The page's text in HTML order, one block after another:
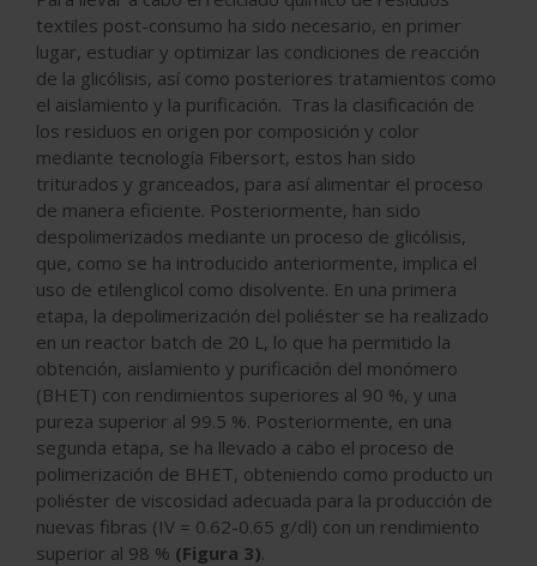
textiles post-consumo ha sido necesario, en primer
lugar, estudiar y optimizar las condiciones de reacción
de la glicólisis, así como posteriores tratamientos como
el aislamiento y la purificación. Tras la clasificación de
los residuos en origen por composición y color
mediante tecnología Fibersort, estos han sido
triturados y granceados, para así alimentar el proceso
de manera eficiente. Posteriormente, han sido
despolimerizados mediante un proceso de glicólisis,
que, como se ha introducido anteriormente, implica el
uso de etilenglicol como disolvente. En una primera
etapa, la depolimerización del poliéster se ha realizado
en un reactor batch de 20 L, lo que ha permitido la
obtención, aislamiento y purificación del monómero
(BHET) con rendimientos superiores al 90 %, y una
pureza superior al 99.5 %. Posteriormente, en una
segunda etapa, se ha llevado a cabo el proceso de
polimerización de BHET, obteniendo como producto un
poliéster de viscosidad adecuada para la producción de
nuevas fibras (IV = 0.62-0.65 g/dl) con un rendimiento
superior al 98 % (Figura 3).